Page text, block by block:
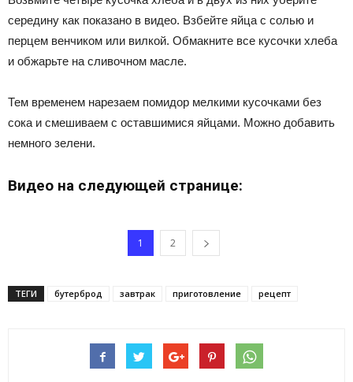
середину как показано в видео. Взбейте яйца с солью и
перцем венчиком или вилкой. Обмакните все кусочки хлеба
и обжарьте на сливочном масле.
Тем временем нарезаем помидор мелкими кусочками без
сока и смешиваем с оставшимися яйцами. Можно добавить
немного зелени.
Видео на следующей странице:
1 2
ТЕГИ бутерброд завтрак приготовление рецепт